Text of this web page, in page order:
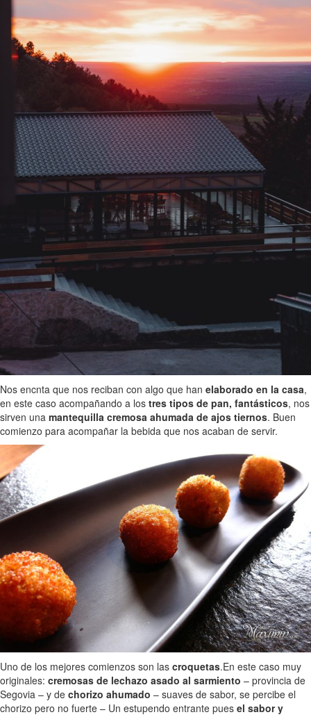
Nos encnta que nos reciban con algo que han elaborado en la casa,
en este caso acompañando a los tres tipos de pan, fantásticos, nos
sirven una mantequilla cremosa ahumada de ajos tiernos. Buen
comienzo para acompañar la bebida que nos acaban de servir.
Uno de los mejores comienzos son las croquetas.En este caso muy
originales: cremosas de lechazo asado al sarmiento – provincia de
Segovia – y de chorizo ahumado – suaves de sabor, se percibe el
chorizo pero no fuerte – Un estupendo entrante pues el sabor y